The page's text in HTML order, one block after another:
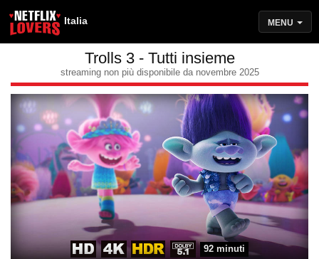
Italia MENU
Trolls 3 - Tutti insieme
streaming non più disponibile da novembre 2025
92 minuti